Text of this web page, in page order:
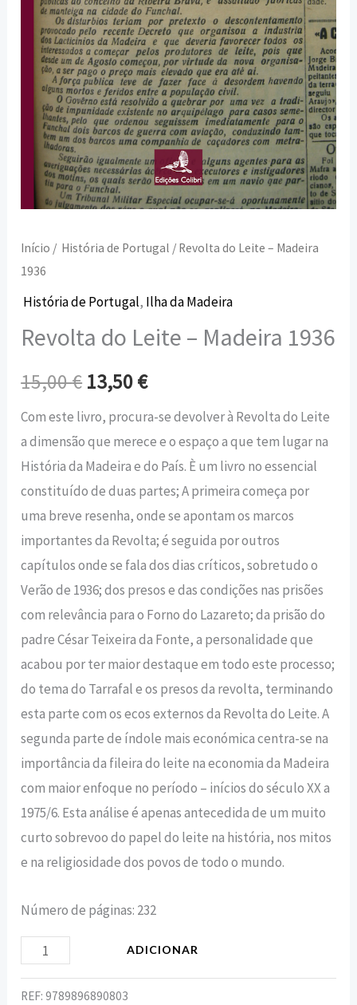
Início / História de Portugal / Revolta do Leite – Madeira
1936
História de Portugal, Ilha da Madeira
Revolta do Leite – Madeira 1936
15,00€ 13,50€
Com este livro, procura-se devolver à Revolta do Leite
a dimensão que merece e o espaço a que tem lugar na
História da Madeira e do País. È um livro no essencial
constituído de duas partes; A primeira começa por
uma breve resenha, onde se apontam os marcos
importantes da Revolta; é seguida por outros
capítulos onde se fala dos dias críticos, sobretudo o
Verão de 1936; dos presos e das condições nas prisões
com relevância para o Forno do Lazareto; da prisão do
padre César Teixeira da Fonte, a personalidade que
acabou por ter maior destaque em todo este processo;
do tema do Tarrafal e os presos da revolta, terminando
esta parte com os ecos externos da Revolta do Leite. A
segunda parte de índole mais económica centra-se na
importância da fileira do leite na economia da Madeira
com maior enfoque no período – inícios do século XX a
1975/6. Esta análise é apenas antecedida de um muito
curto sobrevoo do papel do leite na história, nos mitos
e na religiosidade dos povos de todo o mundo.
Número de páginas: 232
ADICIONAR
REF:9789896890803